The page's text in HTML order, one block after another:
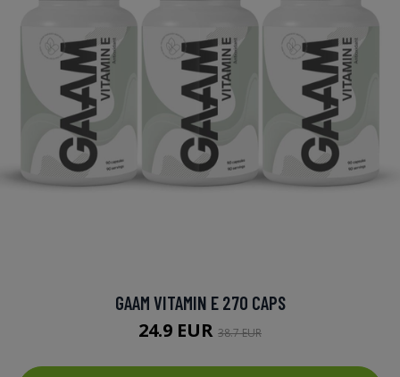
GAAM VITAMIN E 270 CAPS
24.9 EUR 38.7 EUR